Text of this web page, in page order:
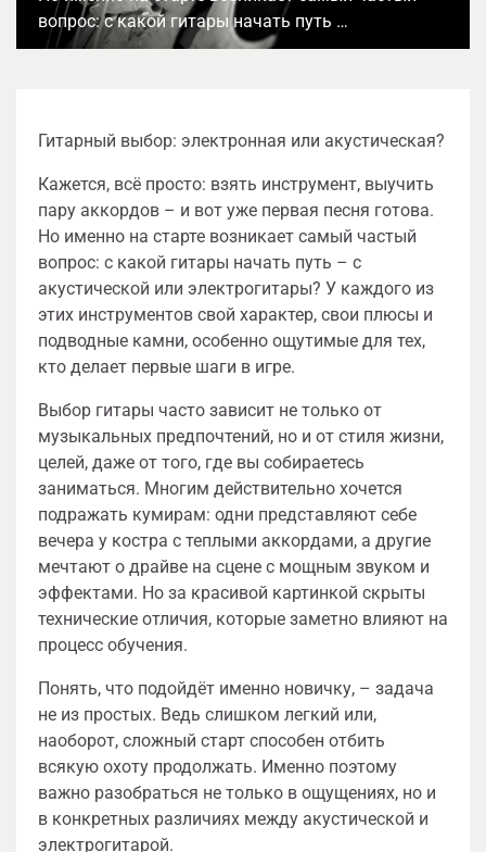
вопрос: с какой гитары начать путь …
Гитарный выбор: электронная или акустическая?
Кажется, всё просто: взять инструмент, выучить
пару аккордов – и вот уже первая песня готова.
Но именно на старте возникает самый частый
вопрос: с какой гитары начать путь – с
акустической или электрогитары? У каждого из
этих инструментов свой характер, свои плюсы и
подводные камни, особенно ощутимые для тех,
кто делает первые шаги в игре.
Выбор гитары часто зависит не только от
музыкальных предпочтений, но и от стиля жизни,
целей, даже от того, где вы собираетесь
заниматься. Многим действительно хочется
подражать кумирам: одни представляют себе
вечера у костра с теплыми аккордами, а другие
мечтают о драйве на сцене с мощным звуком и
эффектами. Но за красивой картинкой скрыты
технические отличия, которые заметно влияют на
процесс обучения.
Понять, что подойдёт именно новичку, – задача
не из простых. Ведь слишком легкий или,
наоборот, сложный старт способен отбить
всякую охоту продолжать. Именно поэтому
важно разобраться не только в ощущениях, но и
в конкретных различиях между акустической и
электрогитарой.